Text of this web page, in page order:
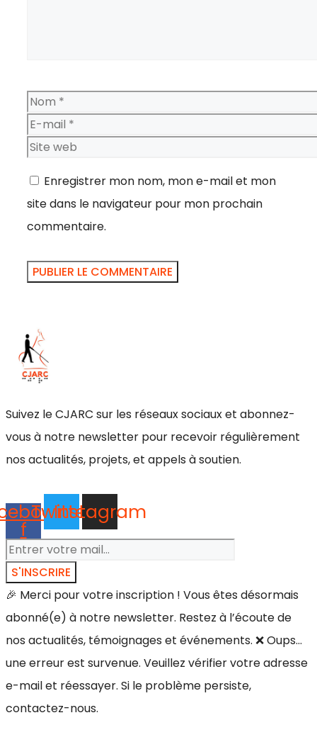
Nom
E-
mail
Site
Enregistrer mon nom, mon e-mail et mon
site dans le navigateur pour mon prochain
commentaire.
Suivez le CJARC sur les réseaux sociaux et abonnez-
vous à notre newsletter pour recevoir régulièrement
nos actualités, projets, et appels à soutien.
f
Twitter
Instagram
S'INSCRIRE
🎉 Merci pour votre inscription ! Vous êtes désormais
abonné(e) à notre newsletter. Restez à l’écoute de
nos actualités, témoignages et événements. ❌ Oups…
une erreur est survenue. Veuillez vérifier votre adresse
e-mail et réessayer. Si le problème persiste,
contactez-nous.